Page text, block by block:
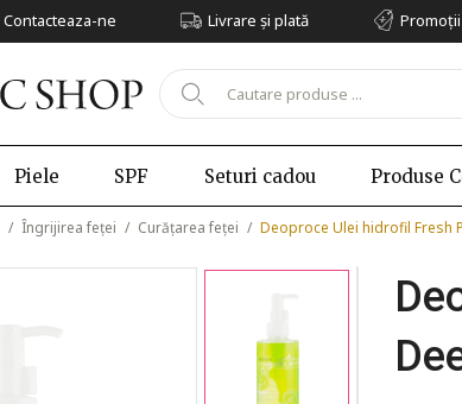
Contacteaza-ne Livrare și plată Promoții
Piele SPF Seturi cadou Produse
/ Îngrijirea feței / Curățarea feței / Deoproce Ulei hidrofil Fresh